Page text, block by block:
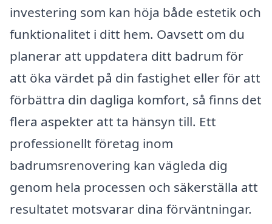
investering som kan höja både estetik och
funktionalitet i ditt hem. Oavsett om du
planerar att uppdatera ditt badrum för
att öka värdet på din fastighet eller för att
förbättra din dagliga komfort, så finns det
flera aspekter att ta hänsyn till. Ett
professionellt företag inom
badrumsrenovering kan vägleda dig
genom hela processen och säkerställa att
resultatet motsvarar dina förväntningar.